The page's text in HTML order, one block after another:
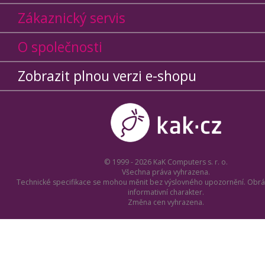
Zákaznický servis
O společnosti
Zobrazit plnou verzi e-shopu
© 1999 - 2026 KaK Computers s. r. o.
Všechna práva vyhrazena.
Technické specifikace se mohou měnit bez výslovného upozornění.
informativní charakter.
Změna cen vyhrazena.